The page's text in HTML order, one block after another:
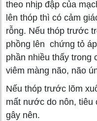
theo nhịp đập của
lên thóp thì có cảm
rỗng. Nếu thóp trước
phồng lên chứng tỏ
phần nhiều thấy trong
viêm màng não, não
Nếu thóp trước lõm
mất nước do nôn, tiêu
gây nên.